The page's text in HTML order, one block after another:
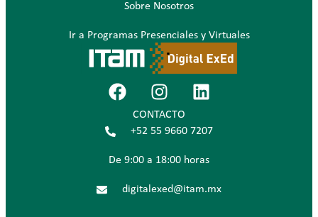
Sobre Nosotros
Ir a Programas Presenciales y Virtuales
CONTACTO
+52 55 9660 7207
De 9:00 a 18:00 horas
digitalexed@itam.mx